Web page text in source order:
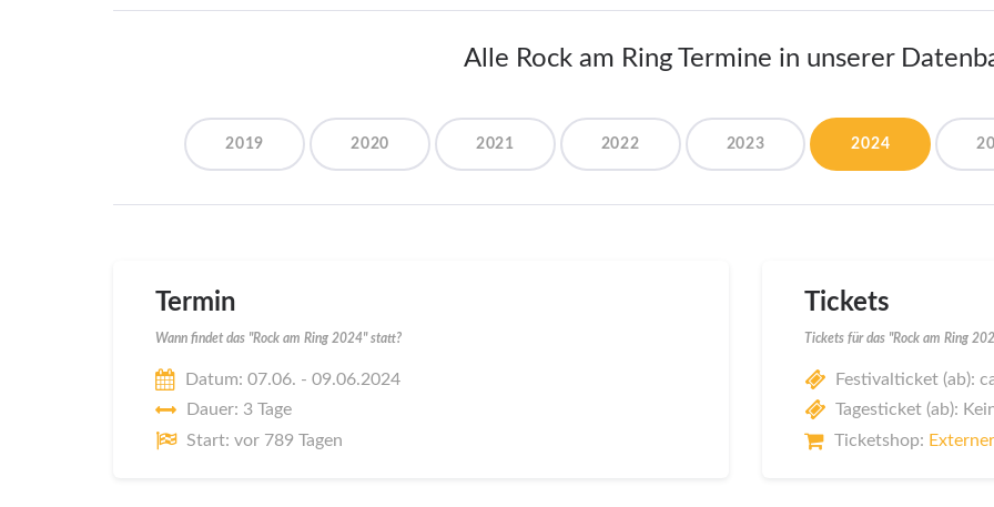
Alle Rock am Ring Termine in unserer
2019 2020 2021 2022 2023 2024
Termin
Wann findet das "Rock am Ring 2024" statt?
Datum: 07.06. - 09.06.2024
Dauer: 3 Tage
Start: vor 789 Tagen
Tickets
Tickets für das "Rock am Ring
Festivalticket (ab):
Tagesticket (ab):
Ticketshop: